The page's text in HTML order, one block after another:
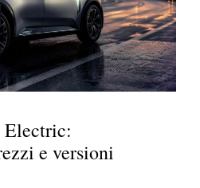
Electric:
e versioni